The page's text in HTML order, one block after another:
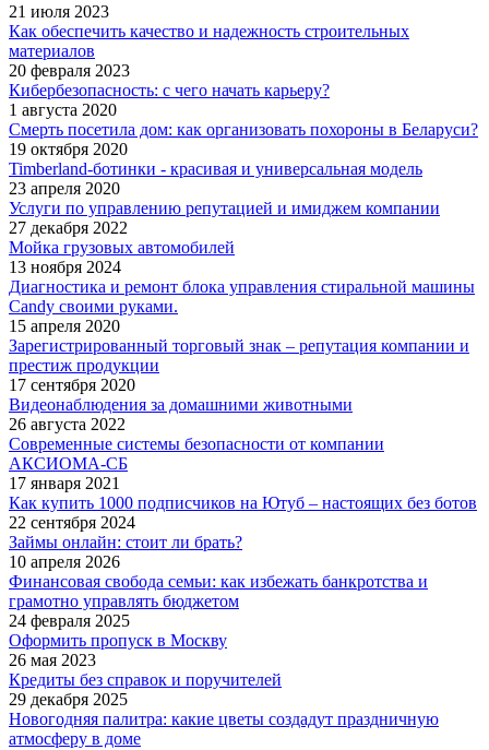
21 июля 2023
Как обеспечить качество и надежность строительных
материалов
20 февраля 2023
Кибербезопасность: с чего начать карьеру?
1 августа 2020
Смерть посетила дом: как организовать похороны в Беларуси?
19 октября 2020
Timberland-ботинки - красивая и универсальная модель
23 апреля 2020
Услуги по управлению репутацией и имиджем компании
27 декабря 2022
Мойка грузовых автомобилей
13 ноября 2024
Диагностика и ремонт блока управления стиральной машины
Candy своими руками.
15 апреля 2020
Зарегистрированный торговый знак – репутация компании и
престиж продукции
17 сентября 2020
Видеонаблюдения за домашними животными
26 августа 2022
Современные системы безопасности от компании
АКСИОМА-СБ
17 января 2021
Как купить 1000 подписчиков на Ютуб – настоящих без ботов
22 сентября 2024
Займы онлайн: стоит ли брать?
10 апреля 2026
Финансовая свобода семьи: как избежать банкротства и
грамотно управлять бюджетом
24 февраля 2025
Оформить пропуск в Москву
26 мая 2023
Кредиты без справок и поручителей
29 декабря 2025
Новогодняя палитра: какие цветы создадут праздничную
атмосферу в доме